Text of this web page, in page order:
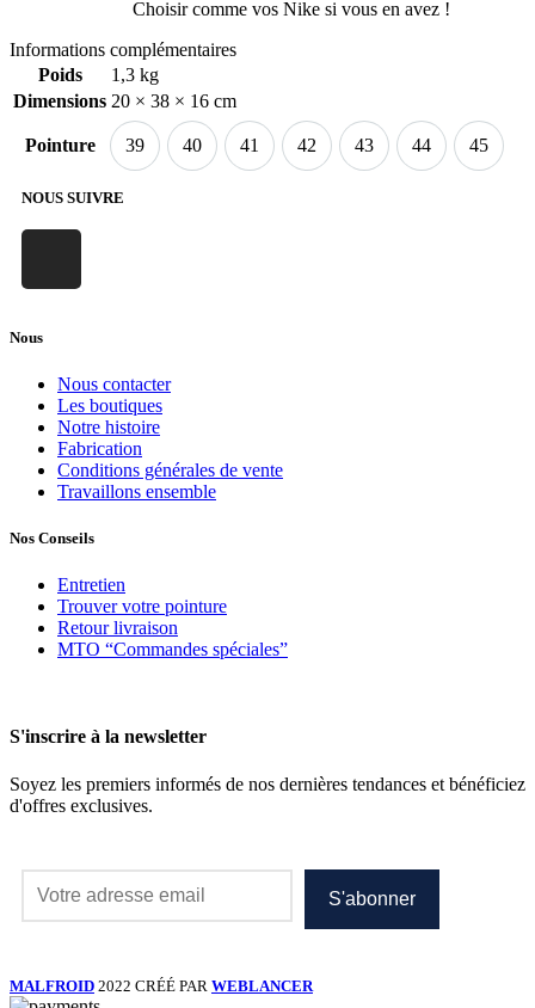
Choisir comme vos Nike si vous en avez !
Informations complémentaires
Poids
1,3 kg
Dimensions 20 × 38 × 16 cm
Pointure 39 40 41 42 43 44 45
NOUS SUIVRE
Nous
Nous contacter
Les boutiques
Notre histoire
Fabrication
Conditions générales de vente
Travaillons ensemble
Nos Conseils
Entretien
Trouver votre pointure
Retour livraison
MTO “Commandes spéciales”
S'inscrire à la newsletter
Soyez les premiers informés de nos dernières tendances et bénéficiez
d'offres exclusives.
MALFROID 2022 CRÉÉ PAR WEBLANCER